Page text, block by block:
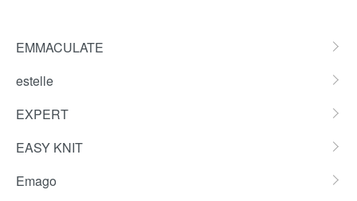
EMMACULATE
estelle
EXPERT
EASY KNIT
Emago